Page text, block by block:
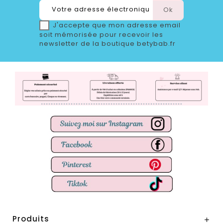
J'accepte que mon adresse email
soit mémorisée pour recevoir les
newsletter de la boutique betybab.fr
Produits 